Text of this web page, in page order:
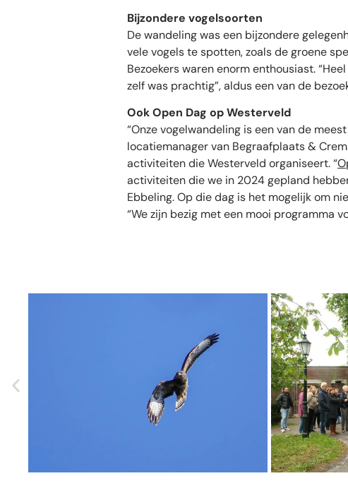
Bijzondere vogelsoorten
De wandeling was een bijzondere
vele vogels te spotten, zoals de groene
Bezoekers waren enorm enthousiast.
zelf was prachtig”, aldus een van de
Ook Open Dag op Westerveld
“Onze vogelwandeling is een van de
locatiemanager van Begraafplaats &
activiteiten die Westerveld organiseert. “
activiteiten die we in 2024 gepland
Ebbeling. Op die dag is het mogelijk om
“We zijn bezig met een mooi programma